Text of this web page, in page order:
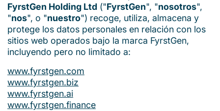
FyrstGen Holding Ltd ("FyrstGen", "nosotros",
"nos", o "nuestro") recoge, utiliza, almacena y
protege los datos personales en relación con los
sitios web operados bajo la marca FyrstGen,
incluyendo pero no limitado a:
www.fyrstgen.com
www.fyrstgen.biz
www.fyrstgen.ai
www.fyrstgen.finance